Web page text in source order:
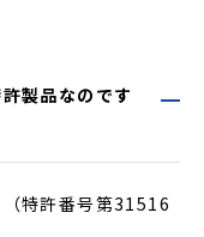
製品なのです
特許番号第31516